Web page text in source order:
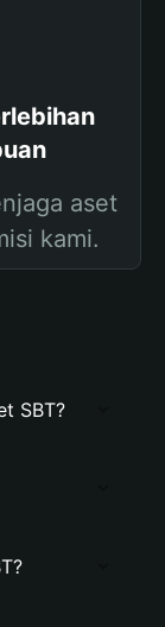
aset
kami.
SBT?